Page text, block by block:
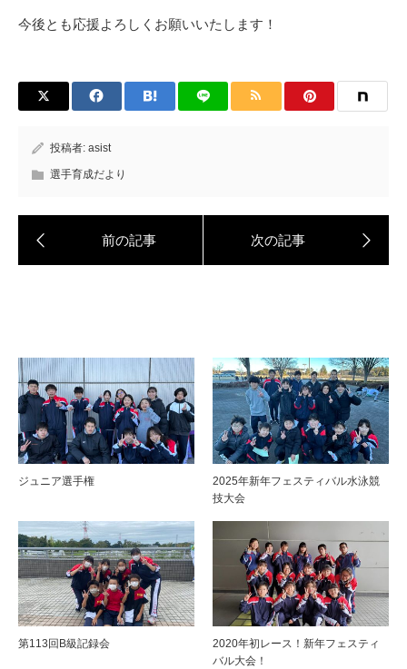
今後とも応援よろしくお願いいたします！
投稿者: asist
選手育成だより
ジュニア選手権
2025年新年フェスティバル水泳競
技大会
第113回B級記録会
2020年初レース！新年フェスティ
バル大会！